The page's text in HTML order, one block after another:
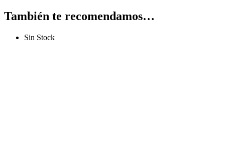
También te recomendamos…
Sin Stock